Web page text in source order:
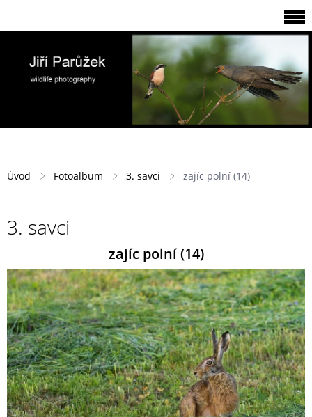
Úvod Fotoalbum 3. savci zajíc polní (14)
3. savci
zajíc polní (14)